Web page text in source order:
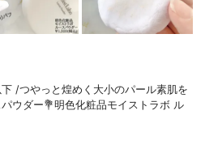
/⁡つやっと煌めく大小のパール素肌を
ウダー⁡⁡⁡💐明色化粧品モイストラボ ル